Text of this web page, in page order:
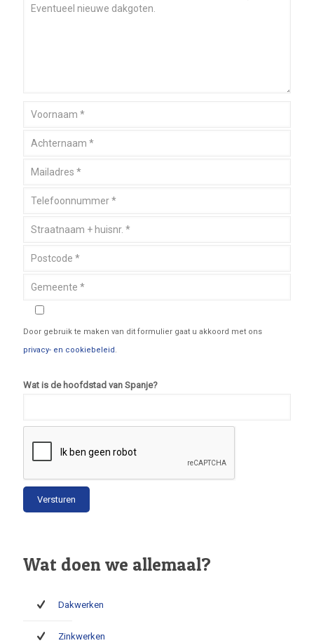
Door gebruik te maken van dit formulier gaat u akkoord met ons
privacy- en cookiebeleid.
Wat is de hoofdstad van Spanje?
Wat doen we allemaal?
Dakwerken
Zinkwerken